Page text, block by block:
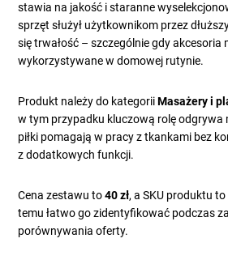
stawia na jakość i staranne
sprzęt służył użytkownikom przez
się trwałość – szczególnie gdy akcesoria
wykorzystywane w domowej rutynie.
Produkt należy do kategoriiMasażery i
w tym przypadku kluczową rolę odgrywa
piłki pomagają w pracy z tkankami bez
z dodatkowych funkcji.
Cena zestawu to40 zł, a SKU produktu to
temu łatwo go zidentyfikować podczas
porównywania oferty.